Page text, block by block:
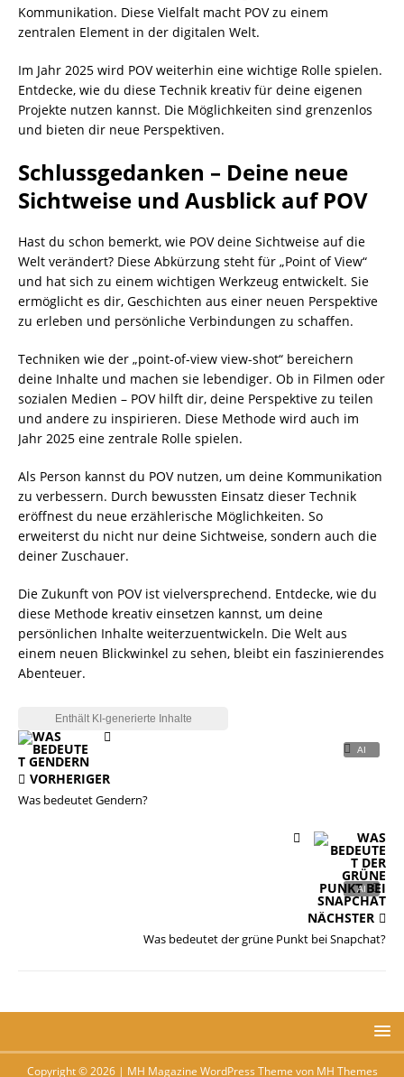
Kommunikation. Diese Vielfalt macht POV zu einem
zentralen Element in der digitalen Welt.
Im Jahr 2025 wird POV weiterhin eine wichtige Rolle spielen.
Entdecke, wie du diese Technik kreativ für deine eigenen
Projekte nutzen kannst. Die Möglichkeiten sind grenzenlos
und bieten dir neue Perspektiven.
Schlussgedanken – Deine neue
Sichtweise und Ausblick auf POV
Hast du schon bemerkt, wie POV deine Sichtweise auf die
Welt verändert? Diese Abkürzung steht für „Point of View“
und hat sich zu einem wichtigen Werkzeug entwickelt. Sie
ermöglicht es dir, Geschichten aus einer neuen Perspektive
zu erleben und persönliche Verbindungen zu schaffen.
Techniken wie der „point-of-view view-shot“ bereichern
deine Inhalte und machen sie lebendiger. Ob in Filmen oder
sozialen Medien – POV hilft dir, deine Perspektive zu teilen
und andere zu inspirieren. Diese Methode wird auch im
Jahr 2025 eine zentrale Rolle spielen.
Als Person kannst du POV nutzen, um deine Kommunikation
zu verbessern. Durch bewussten Einsatz dieser Technik
eröffnest du neue erzählerische Möglichkeiten. So
erweiterst du nicht nur deine Sichtweise, sondern auch die
deiner Zuschauer.
Die Zukunft von POV ist vielversprechend. Entdecke, wie du
diese Methode kreativ einsetzen kannst, um deine
persönlichen Inhalte weiterzuentwickeln. Die Welt aus
einem neuen Blickwinkel zu sehen, bleibt ein faszinierendes
Abenteuer.
VORHERIGER
Was bedeutet Gendern?
NÄCHSTER
Was bedeutet der grüne Punkt bei Snapchat?
Copyright © 2026 | MH Magazine WordPress Theme von MH Themes